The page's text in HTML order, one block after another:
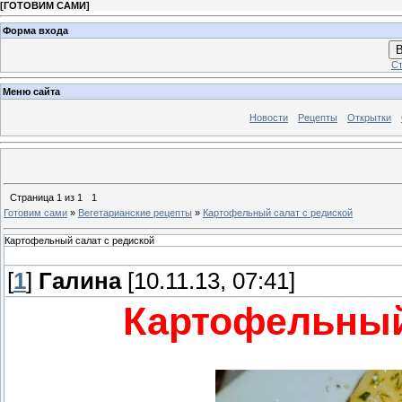
[ГОТОВИМ САМИ]
Форма входа
Меню сайта
Новости Рецепты Открытки
Страница 1 из 1
1
Готовим сами » Вегетарианские рецепты » Картофельный салат с редиской
Картофельный салат с редиской
[1] Галина[10.11.13, 07:41]